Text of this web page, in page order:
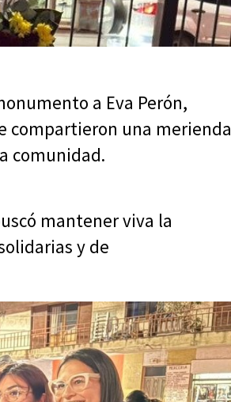
a Eva Perón,
compartieron una merienda
comunidad.
mantener viva la
y de